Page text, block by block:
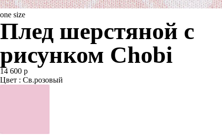
one size
Плед шерстяной с
рисунком Chobi
14 600 р
Цвет : Св.розовый